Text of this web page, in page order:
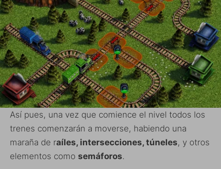
Así pues, una vez que comience el nivel todos los
trenes comenzarán a moverse, habiendo una
maraña de raíles, intersecciones, túneles, y otros
elementos como semáforos.